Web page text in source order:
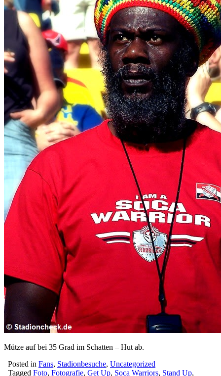
Mütze auf bei 35 Grad im Schatten – Hut ab.
Posted in Fans, Stadionbesuche, Uncategorized
Tagged Foto, Fotografie, Get Up, Soca Warriors, Stand Up,